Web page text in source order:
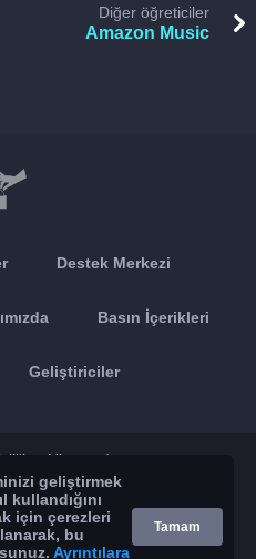
Diğer öğreticiler
Amazon Music
Destek Merkezi
Basın İçerikleri
Geliştiriciler
Hizmet durumu
Google Play
geliştirmek
için çerezleri
bu
Ayrıntılara
Tamam